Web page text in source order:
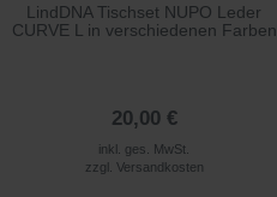
LindDNA Tischset NUPO Leder
CURVE L in verschiedenen Farben
20,00 €
inkl. ges. MwSt.
zzgl. Versandkosten